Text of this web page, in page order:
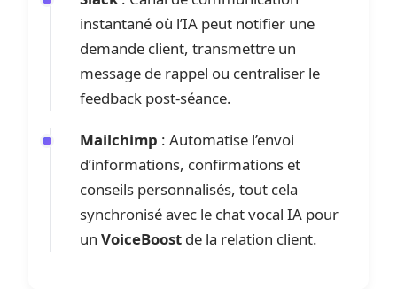
instantané où l’IA peut notifier une
demande client, transmettre un
message de rappel ou centraliser le
feedback post-séance.
Mailchimp : Automatise l’envoi
d’informations, confirmations et
conseils personnalisés, tout cela
synchronisé avec le chat vocal IA pour
un VoiceBoost de la relation client.